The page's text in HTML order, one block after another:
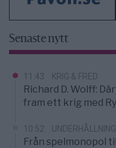
Senaste nytt
11:43 KRIG & FRED
Richard D. Wolff:
fram ett krig med
10:52 UNDERHÅLLNING
Från spelmonopol